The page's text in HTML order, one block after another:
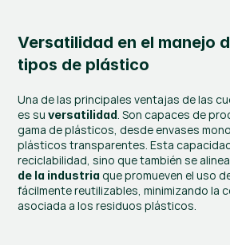
Versatilidad en el manejo
tipos de plástico
Una de las principales ventajas de las
es su versatilidad . Son capaces de
gama de plásticos, desde envases
plásticos transparentes. Esta
reciclabilidad, sino que también se
de la industria que promueven el uso
fácilmente reutilizables, minimizando la
asociada a los residuos plásticos.